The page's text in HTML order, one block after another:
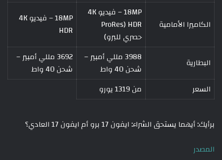
الكاميرا الأمامية
18MP – فيديو 4K
HDR (ProRes
حصري للبرو)
18MP – فيديو 4K
HDR
البطارية
3988 مللي أمبير –
شحن 40 واط
3692 مللي أمبير –
شحن 40 واط
السعر
من 1319 يورو
برأيك: أيهما يستحق الشراء: ايفون 17 برو أم ايفون 17 العادي؟
المصدر